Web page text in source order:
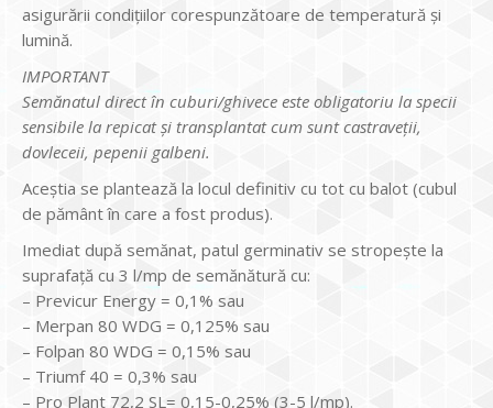
asigurării condițiilor corespunzătoare de temperatură și
lumină.
IMPORTANT
Semănatul direct în cuburi/ghivece este obligatoriu la specii
sensibile la repicat și transplantat cum sunt castraveții,
dovleceii, pepenii galbeni.
Aceștia se plantează la locul definitiv cu tot cu balot (cubul
de pământ în care a fost produs).
Imediat după semănat, patul germinativ se stropeşte la
suprafaţă cu 3 l/mp de semănătură cu:
– Previcur Energy = 0,1% sau
– Merpan 80 WDG = 0,125% sau
– Folpan 80 WDG = 0,15% sau
– Triumf 40 = 0,3% sau
– Pro Plant 72,2 SL= 0,15-0,25% (3-5 l/mp).